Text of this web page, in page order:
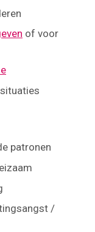
of voor
patronen
/